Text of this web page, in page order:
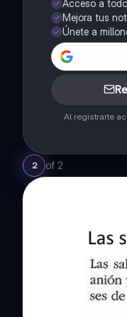
Acceso a
Mejora tus
Únete a
Al registrarte
2 of 2